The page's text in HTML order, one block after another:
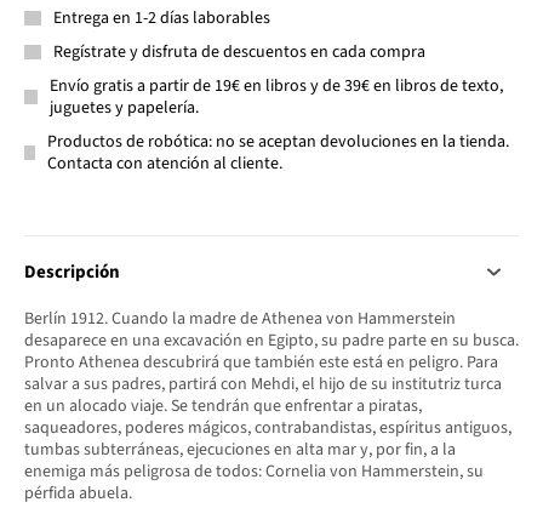
Entrega en 1-2 días laborables
Regístrate y disfruta de descuentos en cada compra
Envío gratis a partir de 19€ en libros y de 39€ en libros de texto,
juguetes y papelería.
Productos de robótica: no se aceptan devoluciones en la tienda.
Contacta con atención al cliente.
Descripción
Berlín 1912. Cuando la madre de Athenea von Hammerstein
desaparece en una excavación en Egipto, su padre parte en su busca.
Pronto Athenea descubrirá que también este está en peligro. Para
salvar a sus padres, partirá con Mehdi, el hijo de su institutriz turca
en un alocado viaje. Se tendrán que enfrentar a piratas,
saqueadores, poderes mágicos, contrabandistas, espíritus antiguos,
tumbas subterráneas, ejecuciones en alta mar y, por fin, a la
enemiga más peligrosa de todos: Cornelia von Hammerstein, su
pérfida abuela.